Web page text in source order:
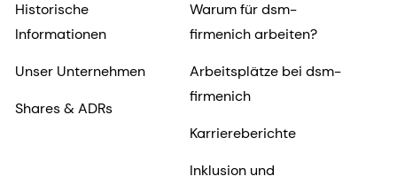
Historische
Informationen
Unser Unternehmen
Shares & ADRs
Warum für dsm-
firmenich arbeiten?
Arbeitsplätze bei dsm-
firmenich
Karriereberichte
Inklusion und